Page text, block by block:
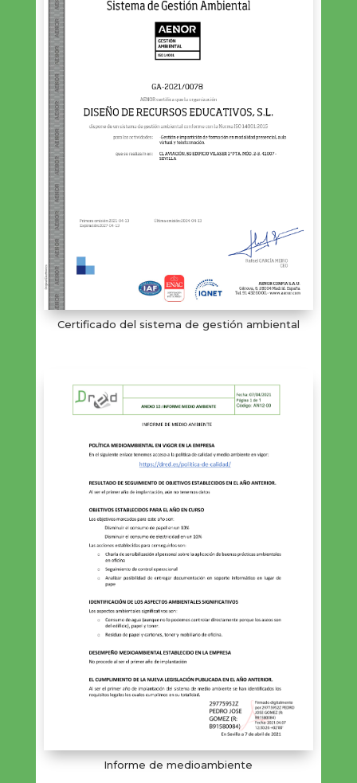
Certificado del sistema de gestión ambiental
Informe de medioambiente